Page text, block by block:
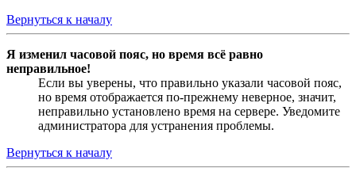
Вернуться к началу
Я изменил часовой пояс, но время всё равно
неправильное!
Если вы уверены, что правильно указали часовой пояс,
но время отображается по-прежнему неверное, значит,
неправильно установлено время на сервере. Уведомите
администратора для устранения проблемы.
Вернуться к началу